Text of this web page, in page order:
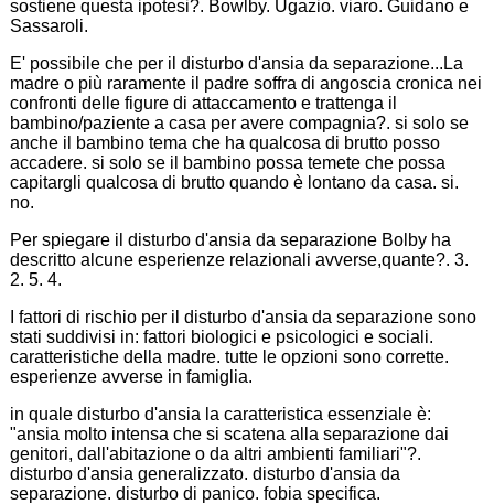
sostiene questa ipotesi?. Bowlby. Ugazio. viaro. Guidano e
Sassaroli.
E' possibile che per il disturbo d'ansia da separazione...La
madre o più raramente il padre soffra di angoscia cronica nei
confronti delle figure di attaccamento e trattenga il
bambino/paziente a casa per avere compagnia?. si solo se
anche il bambino tema che ha qualcosa di brutto posso
accadere. si solo se il bambino possa temete che possa
capitargli qualcosa di brutto quando è lontano da casa. si.
no.
Per spiegare il disturbo d'ansia da separazione Bolby ha
descritto alcune esperienze relazionali avverse,quante?. 3.
2. 5. 4.
I fattori di rischio per il disturbo d'ansia da separazione sono
stati suddivisi in: fattori biologici e psicologici e sociali.
caratteristiche della madre. tutte le opzioni sono corrette.
esperienze avverse in famiglia.
in quale disturbo d'ansia la caratteristica essenziale è:
"ansia molto intensa che si scatena alla separazione dai
genitori, dall'abitazione o da altri ambienti familiari"?.
disturbo d'ansia generalizzato. disturbo d'ansia da
separazione. disturbo di panico. fobia specifica.